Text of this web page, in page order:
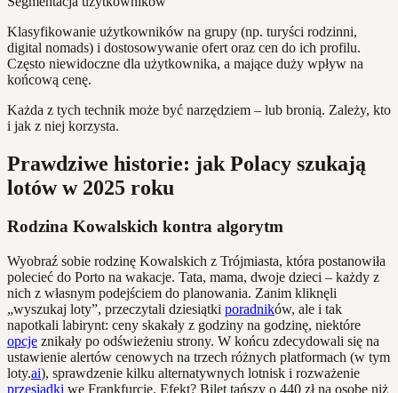
Klasyfikowanie użytkowników na grupy (np. turyści rodzinni,
digital nomads) i dostosowywanie ofert oraz cen do ich profilu.
Często niewidoczne dla użytkownika, a mające duży wpływ na
końcową cenę.
Każda z tych technik może być narzędziem – lub bronią. Zależy, kto
i jak z niej korzysta.
Prawdziwe historie: jak Polacy szukają
lotów w 2025 roku
Rodzina Kowalskich kontra algorytm
Wyobraź sobie rodzinę Kowalskich z Trójmiasta, która postanowiła
polecieć do Porto na wakacje. Tata, mama, dwoje dzieci – każdy z
nich z własnym podejściem do planowania. Zanim kliknęli
„wyszukaj loty”, przeczytali dziesiątki poradników, ale i tak
napotkali labirynt: ceny skakały z godziny na godzinę, niektóre
opcje znikały po odświeżeniu strony. W końcu zdecydowali się na
ustawienie alertów cenowych na trzech różnych platformach (w tym
loty.ai), sprawdzenie kilku alternatywnych lotnisk i rozważenie
przesiadki we Frankfurcie. Efekt? Bilet tańszy o 440 zł na osobę niż